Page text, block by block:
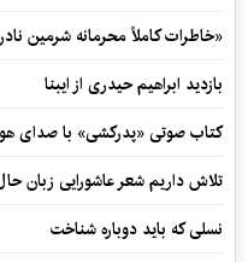
«خاطرات کاملاً محرمانه شرمین
بازدید ابراهیم حیدری از ایبنا
کتاب صوتی «پدرکشی» با صدای
تلاش داریم شعر عاشورایی زبان
نسلی که باید دوباره شناخت